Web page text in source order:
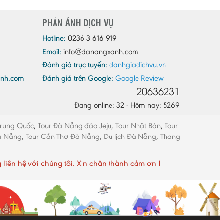
Quảng Trị
Sóc Trăng
Sơn La
Tây Ninh
Thái Bình
Thanh Hóa
Trà Vinh
Vĩnh Long
Vĩnh Phúc
PHẢN ÁNH DỊCH VỤ
Hotline: 0236 3 616 919
Email: info@danangxanh.com
Đánh giá trực tuyến: danhgiadichvu.vn
Đánh giá trên Google: Google Review
20636231
Đang online: 32 - Hôm nay: 5269
Quốc, Tour Đà Nẵng đảo Jeju, Tour Nhật Bản, Tour
Nẵng, Tour Cần Thơ Đà Nẵng, Du lịch Đà Nẵng, Thang
hệ với chúng tôi. Xin chân thành cảm ơn !